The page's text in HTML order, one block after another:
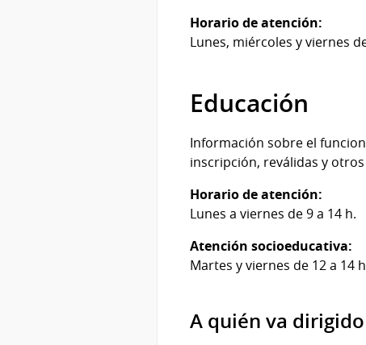
Horario de atención:
Lunes, miércoles y viernes
Educación
Información sobre el
inscripción, reválidas y
Horario de atención:
Lunes a viernes de 9 a 14 h.
Atención socioeducativa:
Martes y viernes de 12 a 14
A quién va dirigido